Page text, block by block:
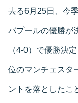
去る6月25日、今
バプールの優勝が
（4-0）で優勝決
位のマンチェスタ
ントを落としたこ